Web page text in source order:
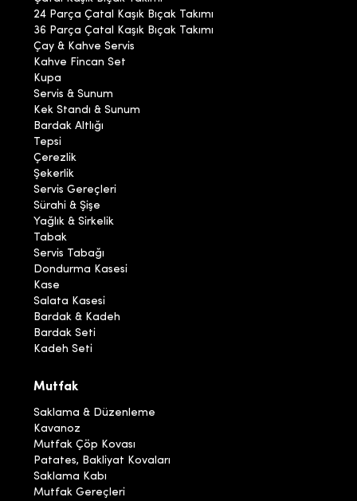
24 Parça Çatal Kaşık Bıçak Takımı
36 Parça Çatal Kaşık Bıçak Takımı
Çay & Kahve Servis
Kahve Fincan Set
Kupa
Servis & Sunum
Kek Standı & Sunum
Bardak Altlığı
Tepsi
Çerezlik
Şekerlik
Servis Gereçleri
Sürahi & Şişe
Yağlık & Sirkelik
Tabak
Servis Tabağı
Dondurma Kasesi
Kase
Salata Kasesi
Bardak & Kadeh
Bardak Seti
Kadeh Seti
Mutfak
Saklama & Düzenleme
Kavanoz
Mutfak Çöp Kovası
Patates, Bakliyat Kovaları
Saklama Kabı
Mutfak Gereçleri